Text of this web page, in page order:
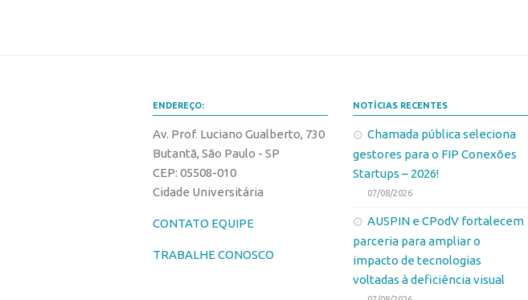
ENDEREÇO:
Av. Prof. Luciano Gualberto, 730
Butantã, São Paulo - SP
CEP: 05508-010
Cidade Universitária
CONTATO EQUIPE
TRABALHE CONOSCO
NOTÍCIAS RECENTES
Chamada pública seleciona
gestores para o FIP Conexões
Startups – 2026!
07/08/2026
AUSPIN e CPodV fortalecem
parceria para ampliar o
impacto de tecnologias
voltadas à deficiência visual